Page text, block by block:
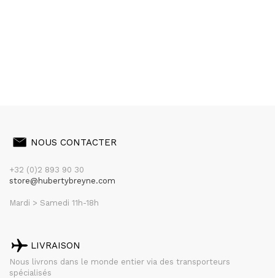
NOUS CONTACTER
+32 (0)2 893 90 30
store@hubertybreyne.com
Mardi > Samedi 11h-18h
LIVRAISON
Nous livrons dans le monde entier via des transporteurs
spécialisés